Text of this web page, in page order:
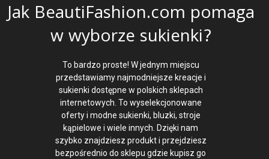
Jak BeautiFashion.com pomaga
w wyborze sukienki?
To bardzo proste! W jednym miejscu
przedstawiamy najmodniejsze kreacje i
sukienki dostępne w polskich sklepach
internetowych. To wyselekcjonowane
oferty i modne sukienki, bluzki, stroje
kąpielowe i wiele innych. Dzięki nam
szybko znajdziesz produkt i przejdziesz
bezpośrednio do sklepu gdzie kupisz go